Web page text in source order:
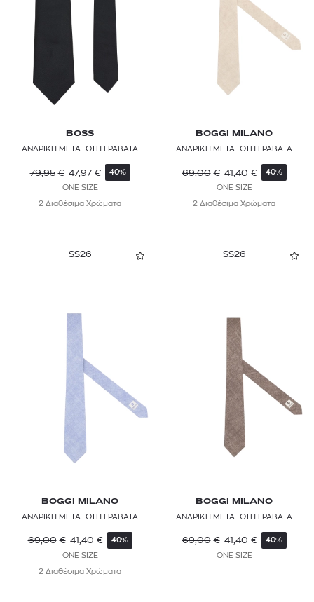
BOSS
ΑΝΔΡΙΚΗ ΜΕΤΑΞΩΤΗ ΓΡΑΒΑΤΑ
79,95 € 47,97 € 40%
ONE SIZE
2 Διαθέσιμα Χρώματα
BOGGI MILANO
ΑΝΔΡΙΚΗ ΜΕΤΑΞΩΤΗ ΓΡΑΒΑΤΑ
69,00 € 41,40 € 40%
ONE SIZE
2 Διαθέσιμα Χρώματα
SS26
BOGGI MILANO
ΑΝΔΡΙΚΗ ΜΕΤΑΞΩΤΗ ΓΡΑΒΑΤΑ
69,00 € 41,40 € 40%
ONE SIZE
2 Διαθέσιμα Χρώματα
SS26
BOGGI MILANO
ΑΝΔΡΙΚΗ ΜΕΤΑΞΩΤΗ ΓΡΑΒΑΤΑ
69,00 € 41,40 € 40%
ONE SIZE